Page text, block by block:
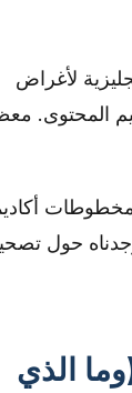
من مجلة اللغة الإنجليزية لأغراض
تقييم المحتوى.
وجدناه حول
الذي